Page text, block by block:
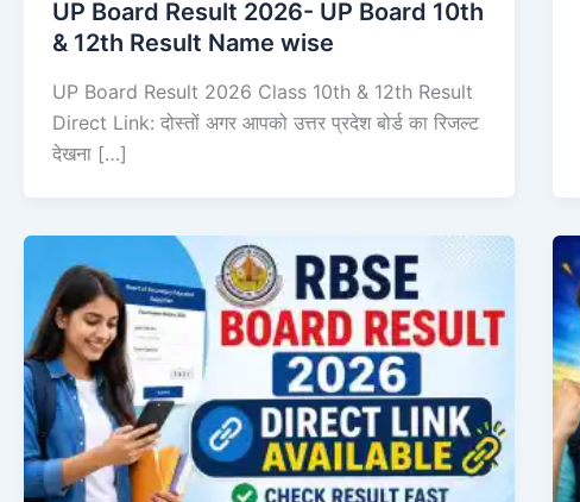
UP Board Result 2026- UP Board 10th
& 12th Result Name wise
UP Board Result 2026 Class 10th & 12th Result
Direct Link: दोस्तों अगर आपको उत्तर प्रदेश बोर्ड का रिजल्ट
देखना […]